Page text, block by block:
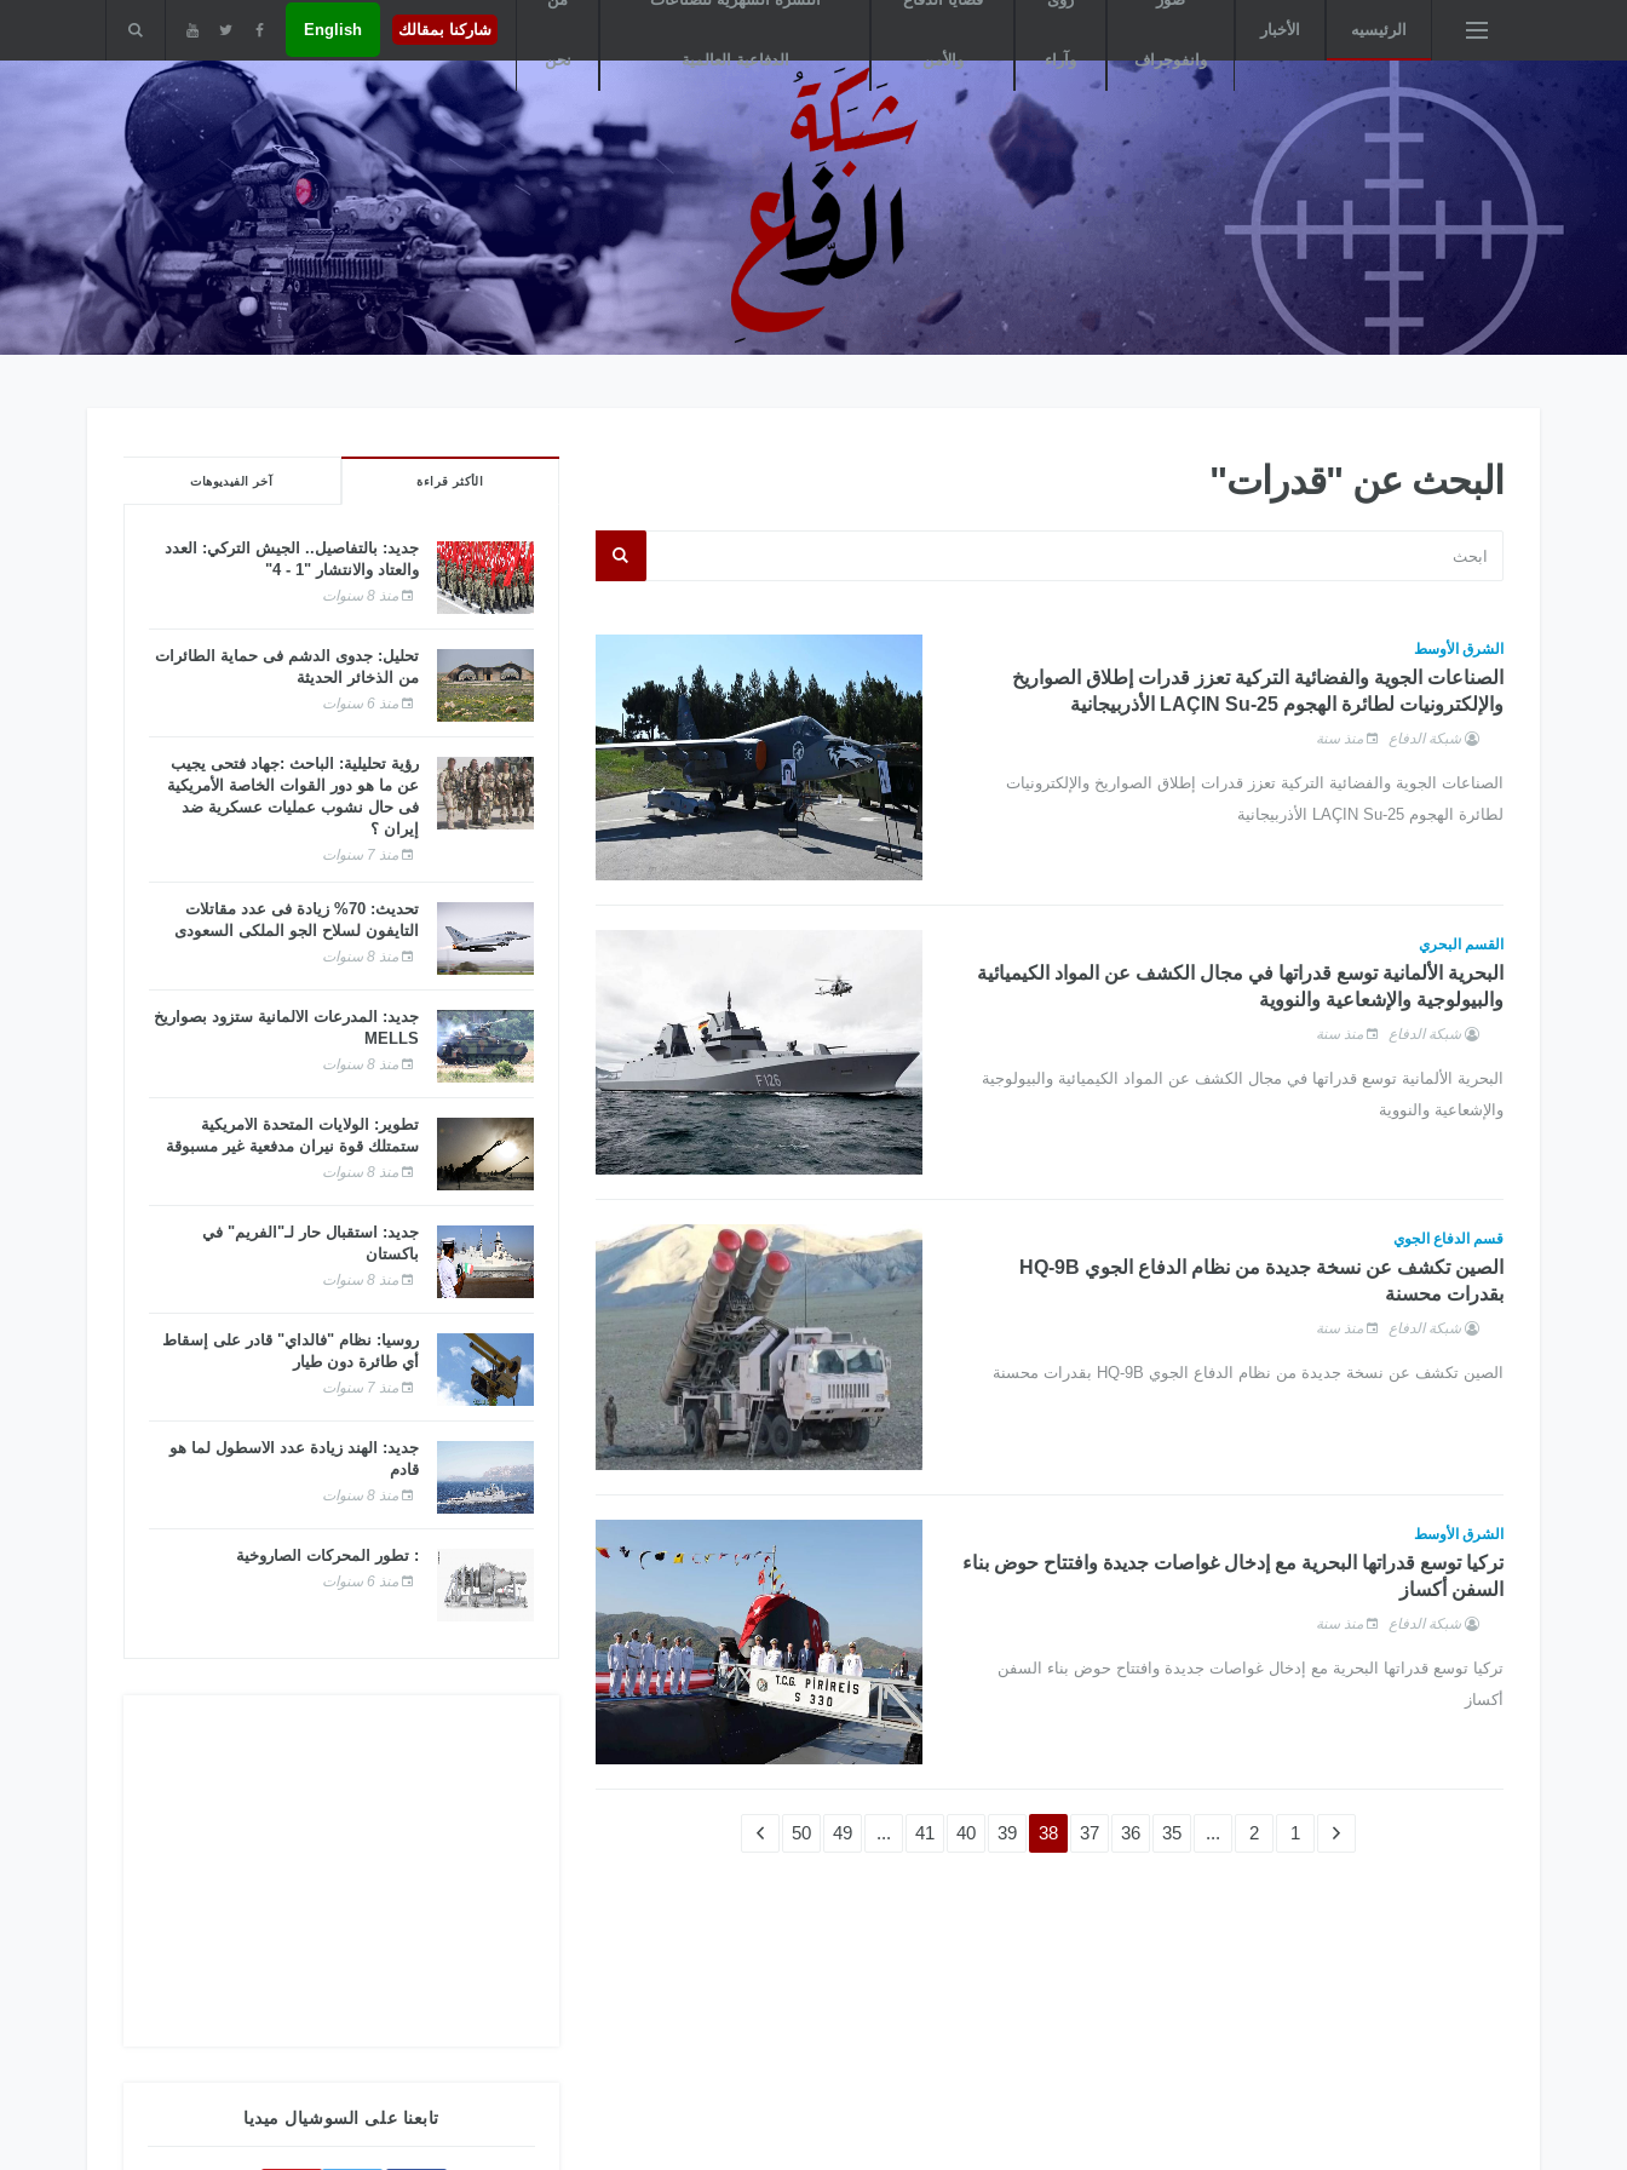
الرئيسيه الأخبار
وانفوجراف وآراء والأمن الدفاعية العالمية نحن
شاركنا بمقالك English
البحث عن "قدرات"
الشرق الأوسط
الصناعات الجوية والفضائية التركية تعزز قدرات إطلاق الصواريخ
والإلكترونيات لطائرة الهجوم LAÇIN Su-25 الأذربيجانية
شبكة الدفاع منذ سنة
الصناعات الجوية والفضائية التركية تعزز قدرات إطلاق الصواريخ والإلكترونيات
لطائرة الهجوم LAÇIN Su-25 الأذربيجانية
القسم البحري
البحرية الألمانية توسع قدراتها في مجال الكشف عن المواد الكيميائية
والبيولوجية والإشعاعية والنووية
شبكة الدفاع منذ سنة
البحرية الألمانية توسع قدراتها في مجال الكشف عن المواد الكيميائية والبيولوجية
والإشعاعية والنووية
قسم الدفاع الجوي
الصين تكشف عن نسخة جديدة من نظام الدفاع الجوي HQ-9B
بقدرات محسنة
شبكة الدفاع منذ سنة
الصين تكشف عن نسخة جديدة من نظام الدفاع الجوي HQ-9B بقدرات محسنة
الشرق الأوسط
تركيا توسع قدراتها البحرية مع إدخال غواصات جديدة وافتتاح حوض بناء
السفن أكساز
شبكة الدفاع منذ سنة
تركيا توسع قدراتها البحرية مع إدخال غواصات جديدة وافتتاح حوض بناء السفن
أكساز
1
2
...
35
36
37
38
39
40
41
...
49
50
الأكثر قراءة آخر الفيديوهات
جديد: بالتفاصيل.. الجيش التركي: العدد
والعتاد والانتشار "1 - 4"
منذ 8 سنوات
تحليل: جدوى الدشم فى حماية الطائرات
من الذخائر الحديثة
منذ 6 سنوات
رؤية تحليلية: الباحث :جهاد فتحى يجيب
عن ما هو دور القوات الخاصة الأمريكية
فى حال نشوب عمليات عسكرية ضد
إيران ؟
منذ 7 سنوات
تحديث: 70% زيادة فى عدد مقاتلات
التايفون لسلاح الجو الملكى السعودى
منذ 8 سنوات
جديد: المدرعات الألمانية ستزود بصواريخ
MELLS
منذ 8 سنوات
تطوير: الولايات المتحدة الأمريكية
ستمتلك قوة نيران مدفعية غير مسبوقة
منذ 8 سنوات
جديد: استقبال حار لـ"الفريم" في
باكستان
منذ 8 سنوات
روسيا: نظام "فالداي" قادر على إسقاط
أي طائرة دون طيار
منذ 7 سنوات
جديد: الهند زيادة عدد الأسطول لما هو
قادم
منذ 8 سنوات
: تطور المحركات الصاروخية
منذ 6 سنوات
تابعنا على السوشيال ميديا